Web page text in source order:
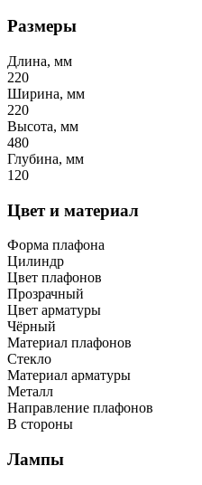
Размеры
Длина, мм
220
Ширина, мм
220
Высота, мм
480
Глубина, мм
120
Цвет и материал
Форма плафона
Цилиндр
Цвет плафонов
Прозрачный
Цвет арматуры
Чёрный
Материал плафонов
Стекло
Материал арматуры
Металл
Направление плафонов
В стороны
Лампы